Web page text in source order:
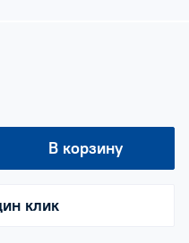
В корзину
клик